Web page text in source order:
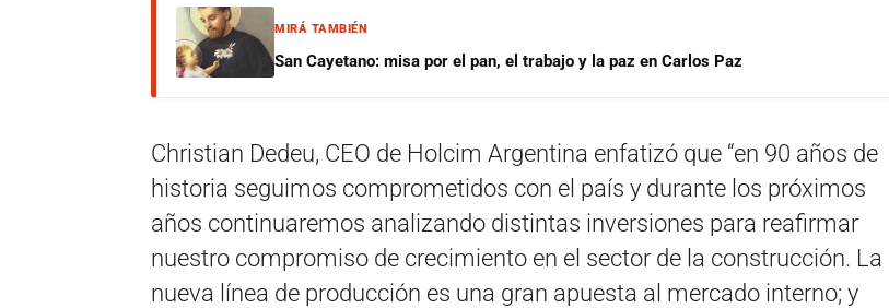
MIRÁ TAMBIÉN
San Cayetano: misa por el pan, el trabajo y la paz en Carlos Paz
Christian Dedeu, CEO de Holcim Argentina enfatizó que “en 90 años de
historia seguimos comprometidos con el país y durante los próximos
años continuaremos analizando distintas inversiones para reafirmar
nuestro compromiso de crecimiento en el sector de la construcción. La
nueva línea de producción es una gran apuesta al mercado interno; y